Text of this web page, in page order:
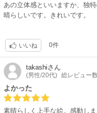
あの立体感といいますか、独
晴らしいです。きれいです。
いいね 0件
takashiさん
(男性/20代) 総レビュー
よかった
素晴らしく上手な絵。感動しま